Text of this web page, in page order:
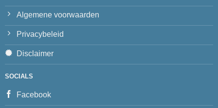
Algemene voorwaarden
Privacybeleid
Disclaimer
SOCIALS
Facebook